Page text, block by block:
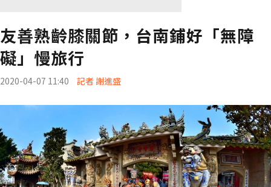
友善熟齡膝關節，台南鋪好「無障
礙」慢旅行
2020-04-07 11:40 記者 謝進盛